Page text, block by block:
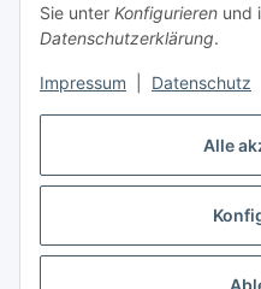
Alle
Sie unter Konfigurieren und
Datenschutzerklärung.
Impressum Datenschutz
Gesetzliche Informationen
Vertrag